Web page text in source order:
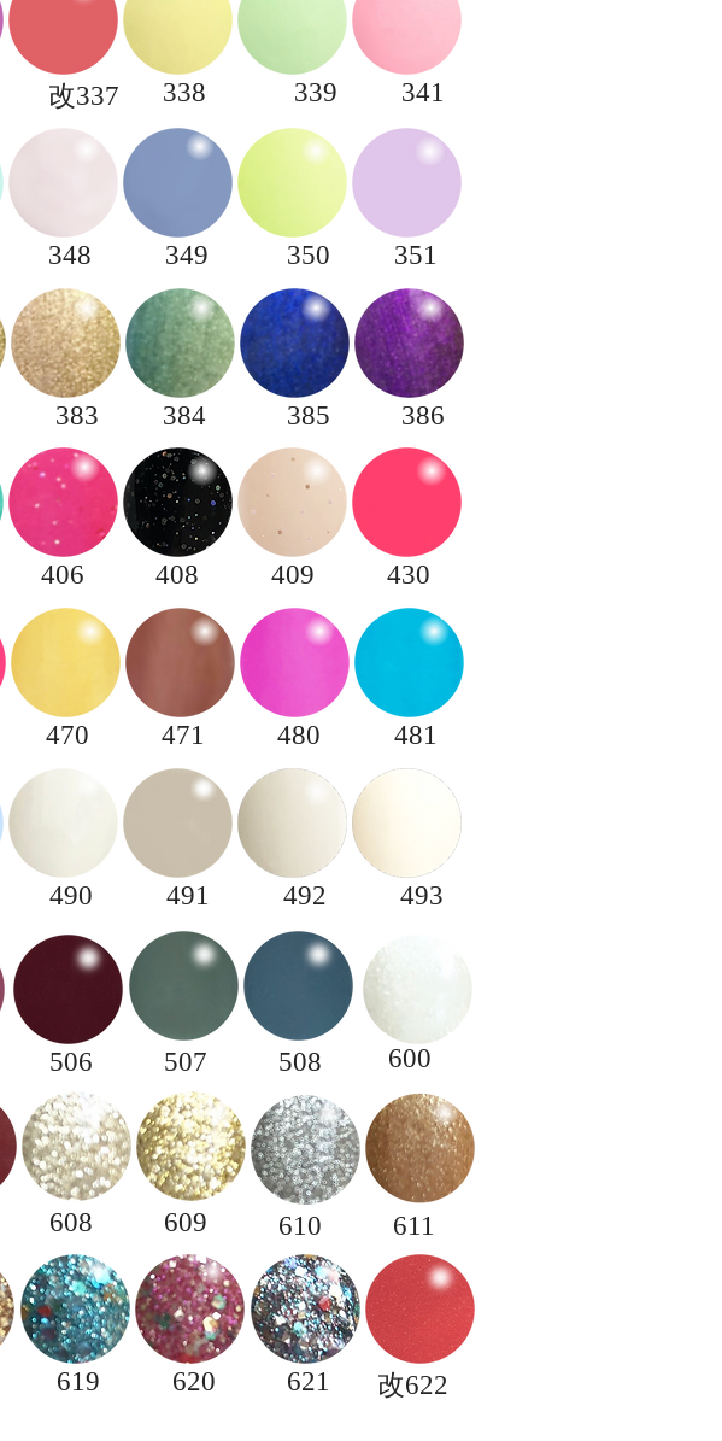
改337 338 339 341
348 349 350 351
383 384 385 386
406 408 409 430
470 471 480 481
​490 491 492 493
506 507 508 600
608 609 610 611
619 620 621 ​改622